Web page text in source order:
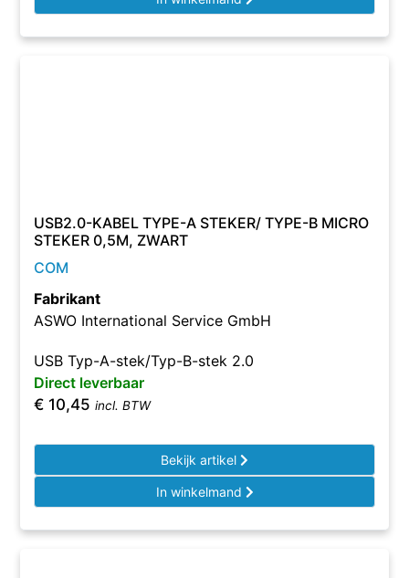
USB2.0-KABEL TYPE-A STEKER/ TYPE-B MICRO
STEKER 0,5M, ZWART
COM
Fabrikant
ASWO International Service GmbH
USB Typ-A-stek/Typ-B-stek 2.0
Direct leverbaar
€ 10,45 incl. BTW
Bekijk artikel
In winkelmand